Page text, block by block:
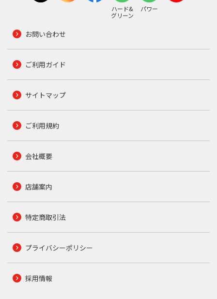
ハード&
グリーン
パワー
お問い合わせ
ご利用ガイド
サイトマップ
ご利用規約
会社概要
店舗案内
特定商取引法
プライバシーポリシー
採用情報